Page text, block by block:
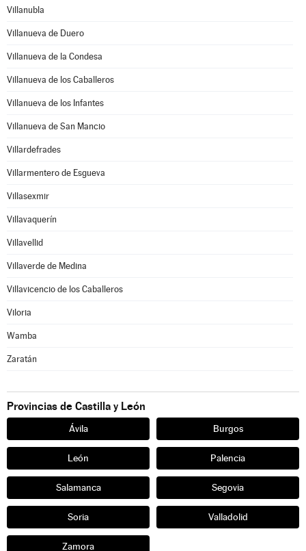
Villanubla
Villanueva de Duero
Villanueva de la Condesa
Villanueva de los Caballeros
Villanueva de los Infantes
Villanueva de San Mancio
Villardefrades
Villarmentero de Esgueva
Villasexmir
Villavaquerín
Villavellid
Villaverde de Medina
Villavicencio de los Caballeros
Viloria
Wamba
Zaratán
Provincias de Castilla y León
Ávila Burgos
León Palencia
Salamanca Segovia
Soria Valladolid
Zamora